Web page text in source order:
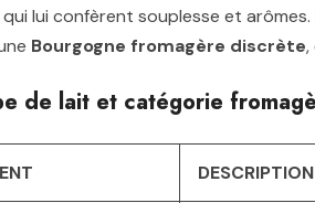
lui confèrent souplesse et
Bourgogne fromagère discrète,
de lait et catégorie
DESCRIPTION